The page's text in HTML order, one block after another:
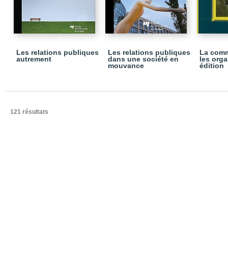
Les relations publiques
autrement
Les relations publiques
dans une société en
mouvance
La
les
édition
121 résultats